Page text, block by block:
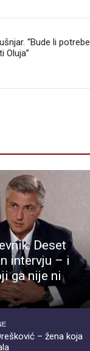
“Bude li potrebe
Oluja”
Deset
intervju – i
ga nije ni
– žena koja